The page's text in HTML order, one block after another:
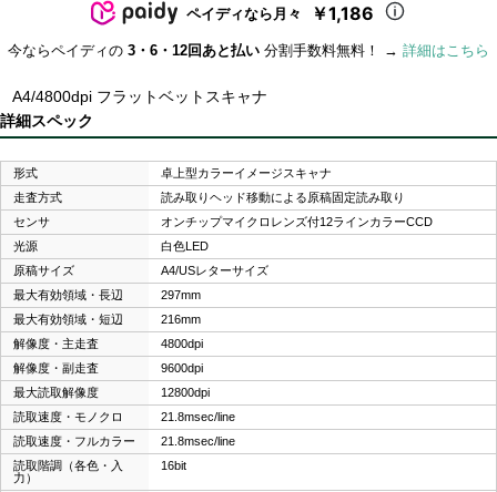
ペイディなら月々 ￥1,186
今ならペイディの 3・6・12回あと払い 分割手数料無料！ → 詳細はこちら
A4/4800dpi フラットベットスキャナ
詳細スペック
形式
卓上型カラーイメージスキャナ
走査方式
読み取りヘッド移動による原稿固定読み取り
センサ
オンチップマイクロレンズ付12ラインカラーCCD
光源
白色LED
原稿サイズ
A4/USレターサイズ
最大有効領域・長辺
297mm
最大有効領域・短辺
216mm
解像度・主走査
4800dpi
解像度・副走査
9600dpi
最大読取解像度
12800dpi
読取速度・モノクロ
21.8msec/line
読取速度・フルカラー
21.8msec/line
読取階調（各色・入
力）
16bit